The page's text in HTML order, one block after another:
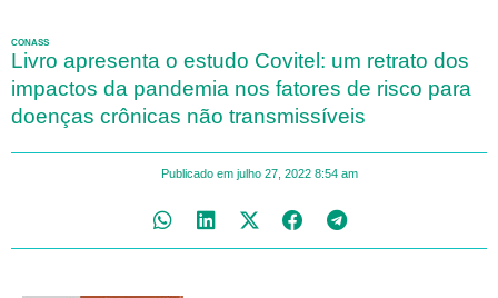
CONASS
Livro apresenta o estudo Covitel: um retrato dos
impactos da pandemia nos fatores de risco para
doenças crônicas não transmissíveis
Publicado em julho 27, 2022 8:54 am